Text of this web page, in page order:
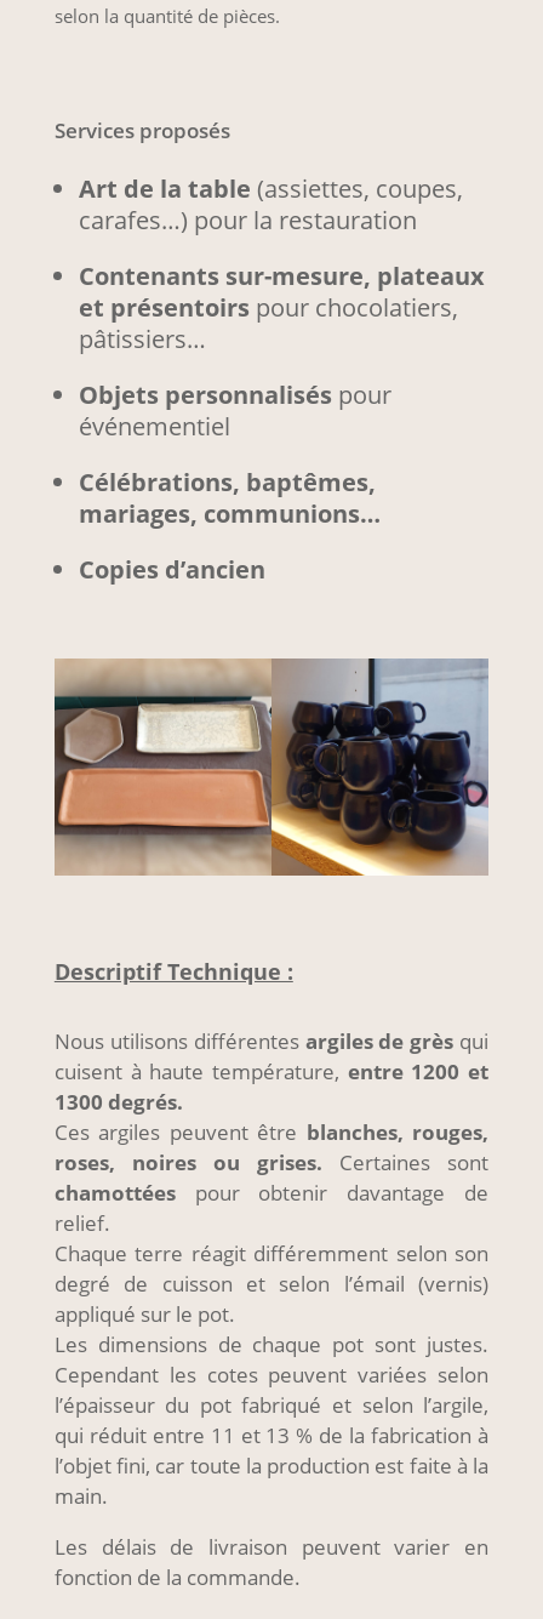
selon la quantité de pièces.
Services proposés
Art de la table (assiettes, coupes,
carafes…) pour la restauration
Contenants sur-mesure, plateaux
et présentoirs pour chocolatiers,
pâtissiers…
Objets personnalisés pour
événementiel
Célébrations, baptêmes,
mariages, communions…
Copies d’ancien
Descriptif Technique :
Nous utilisons différentes argiles de grès qui
cuisent à haute température, entre 1200 et
1300 degrés.
Ces argiles peuvent être blanches, rouges,
roses, noires ou grises. Certaines sont
chamottéespour obtenir davantage de
relief.
Chaque terre réagit différemment selon son
degré de cuisson et selon l’émail (vernis)
appliqué sur le pot.
Les dimensions de chaque pot sont justes.
Cependant les cotes peuvent variées selon
l’épaisseur du pot fabriqué et selon l’argile,
qui réduit entre 11 et 13 % de la fabrication à
l’objet fini, car toute la production est faite à la
main.
Les délais de livraison peuvent varier en
fonction de la commande.